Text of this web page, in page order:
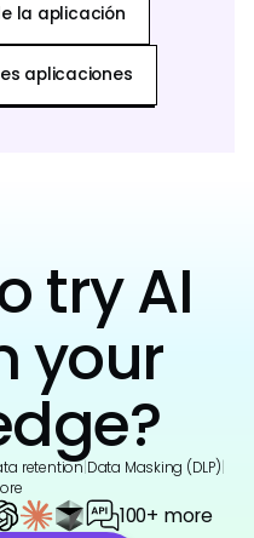
la aplicación
aplicaciones
try AI
your
retention Data Masking (DLP)
100+ more